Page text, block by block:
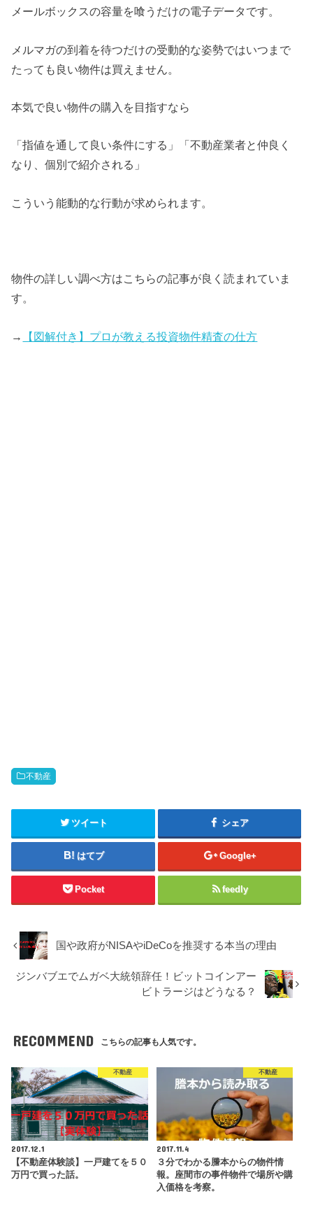
メールボックスの容量を喰うだけの電子データです。
メルマガの到着を待つだけの受動的な姿勢ではいつまで
たっても良い物件は買えません。
本気で良い物件の購入を目指すなら
「指値を通して良い条件にする」「不動産業者と仲良く
なり、個別で紹介される」
こういう能動的な行動が求められます。
物件の詳しい調べ方はこちらの記事が良く読まれていま
す。
→ 【図解付き】プロが教える投資物件精査の仕方
不動産
ツイート シェア
はてブ Google+
Pocket feedly
国や政府がNISAやiDeCoを推奨する本当の理由
ジンバブエでムガベ大統領辞任！ビットコインアー
ビトラージはどうなる？
RECOMMEND こちらの記事も人気です。
不動産
2017.12.1
【不動産体験談】一戸建てを５０
万円で買った話。
不動産
2017.11.4
３分でわかる謄本からの物件情
報。座間市の事件物件で場所や購
入価格を考察。